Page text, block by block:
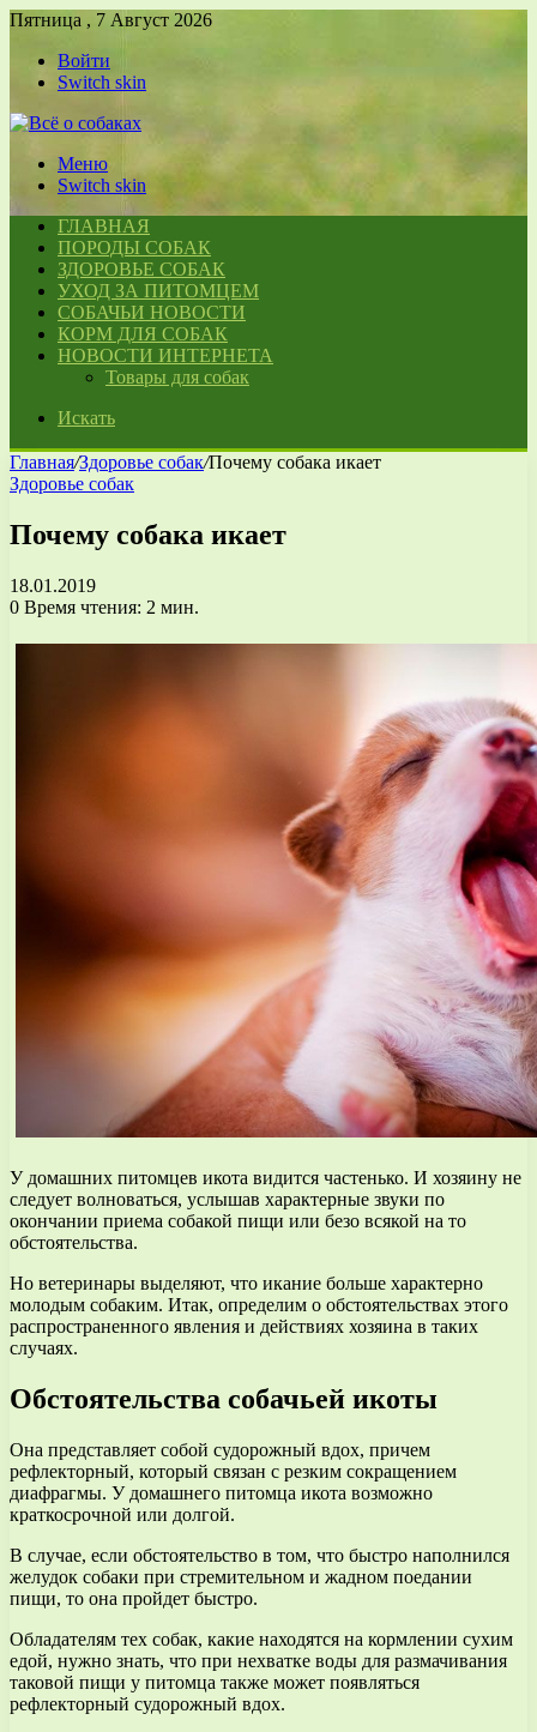
Пятница , 7 Август 2026
Войти
Switch skin
Меню
Switch skin
ГЛАВНАЯ
ПОРОДЫ СОБАК
ЗДОРОВЬЕ СОБАК
УХОД ЗА ПИТОМЦЕМ
СОБАЧЬИ НОВОСТИ
КОРМ ДЛЯ СОБАК
НОВОСТИ ИНТЕРНЕТА
Товары для собак
Искать
Главная/Здоровье собак/Почему собака икает
Здоровье собак
Почему собака икает
18.01.2019
0 Время чтения: 2 мин.
У домашних питомцев икота видится частенько. И хозяину не
следует волноваться, услышав характерные звуки по
окончании приема собакой пищи или безо всякой на то
обстоятельства.
Но ветеринары выделяют, что икание больше характерно
молодым собаким. Итак, определим о обстоятельствах этого
распространенного явления и действиях хозяина в таких
случаях.
Обстоятельства собачьей икоты
Она представляет собой судорожный вдох, причем
рефлекторный, который связан с резким сокращением
диафрагмы. У домашнего питомца икота возможно
краткосрочной или долгой.
В случае, если обстоятельство в том, что быстро наполнился
желудок собаки при стремительном и жадном поедании
пищи, то она пройдет быстро.
Обладателям тех собак, какие находятся на кормлении сухим
едой, нужно знать, что при нехватке воды для размачивания
таковой пищи у питомца также может появляться
рефлекторный судорожный вдох.